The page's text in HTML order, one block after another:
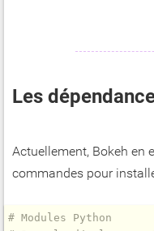
Les
Actuellement, Bokeh en
commandes pour
# Modules Python